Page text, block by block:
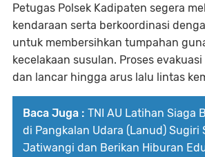
Petugas Polsek Kadipaten segera
kendaraan serta berkoordinasi
untuk membersihkan tumpahan
kecelakaan susulan. Proses
dan lancar hingga arus lalu lintas
Baca Juga : TNI AU Latihan Siaga
di Pangkalan Udara (Lanud) Sugiri
Jatiwangi dan Berikan Hiburan